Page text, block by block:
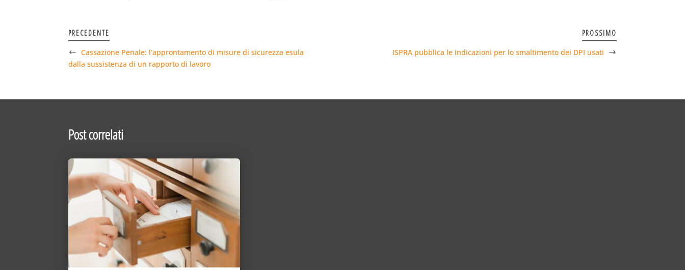
PRECEDENTE
Cassazione Penale: l’approntamento di misure di sicurezza esula
dalla sussistenza di un rapporto di lavoro
PROSSIMO
ISPRA pubblica le indicazioni per lo smaltimento dei DPI usati
Post correlati